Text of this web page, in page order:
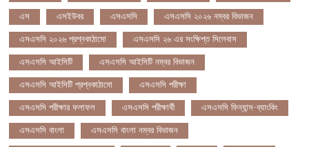
এস এসইউবর এসএসসি এসএসসি ২০২৬ নম্বর বিভাজন
এসএসসি ২০২৬ প্রশ্নকাঠামো এসএসসি ২৬ এর সংক্ষিপ্ত সিলেবাস
এসএসসি আইসিটি এসএসসি আইসিটি নম্বর বিভাজন
এসএসসি আইসিটি প্রশ্নকাঠামো এসএসসি পরীক্ষা
এসএসসি পরীক্ষার ফলাফল এসএসসি পরীক্ষার্থী এসএসসি ফিন্যান্স-ব্যাংকিং
এসএসসি বাংলা এসএসসি বাংলা নম্বর বিভাজন